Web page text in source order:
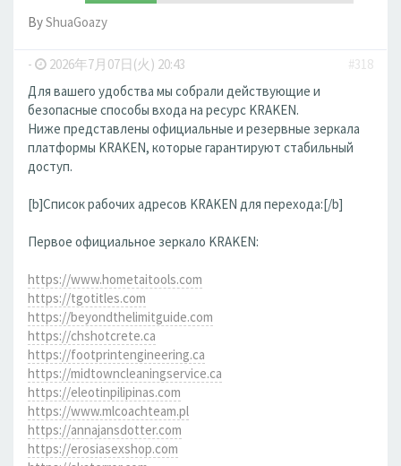
ByShuaGoazy
- 2026年7月07日(火) 20:43
#318
Для вашего удобства мы собрали действующие и
безопасные способы входа на ресурс KRAKEN.
Ниже представлены официальные и резервные зеркала
платформы KRAKEN, которые гарантируют стабильный
доступ.
[b]Список рабочих адресов KRAKEN для перехода:[/b]
Первое официальное зеркало KRAKEN:
https://www.hometaitools.com
https://tgotitles.com
https://beyondthelimitguide.com
https://chshotcrete.ca
https://footprintengineering.ca
https://midtowncleaningservice.ca
https://eleotinpilipinas.com
https://www.mlcoachteam.pl
https://annajansdotter.com
https://erosiasexshop.com